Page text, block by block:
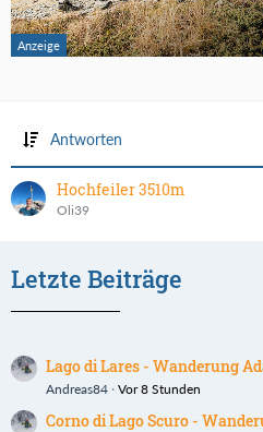
Antworten
Hochfeiler 3510m
Oli39
Letzte Beiträge
Lago di Lares - Wanderung
Andreas84 Vor 8 Stunden
Corno di Lago Scuro -